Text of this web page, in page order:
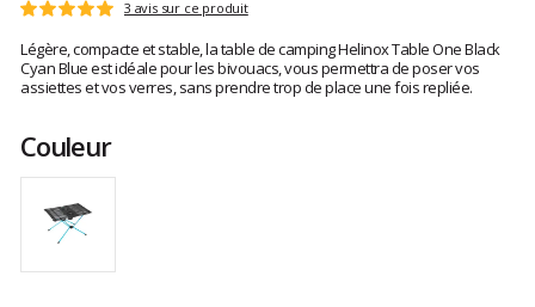
Les
clients
Note
:
5
sur
3 avis sur ce produit
Légère, compacte et stable, la table de camping Helinox Table One Black
Cyan Blue est idéale pour les bivouacs, vous permettra de poser vos
assiettes et vos verres, sans prendre trop de place une fois repliée.
Couleur